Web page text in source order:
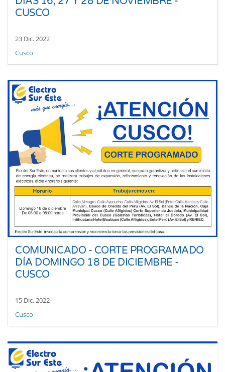
CUSCO
23 Dic. 2022
Cusco
COMUNICADO - CORTE PROGRAMADO
DÍA DOMINGO 18 DE DICIEMBRE -
CUSCO
15 Dic. 2022
Cusco